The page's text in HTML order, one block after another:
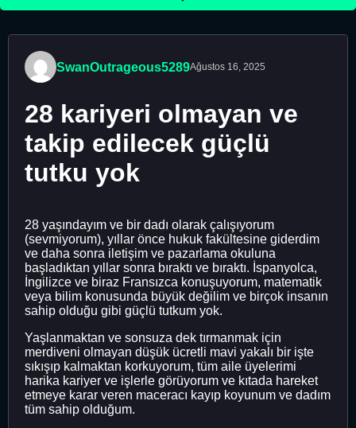
SwanOutrageous5289Ağustos 16, 2025
28 kariyeri olmayan ve
takip edilecek güçlü
tutku yok
28 yaşındayım ve bir dadı olarak çalışıyorum
(sevmiyorum), yıllar önce hukuk fakültesine giderdim
ve daha sonra iletişim ve pazarlama okuluna
başladıktan yıllar sonra bıraktı ve bıraktı. İspanyolca,
İngilizce ve biraz Fransızca konuşuyorum, matematik
veya bilim konusunda büyük değilim ve birçok insanın
sahip olduğu gibi güçlü tutkum yok.
Yaşlanmaktan ve sonsuza dek tırmanmak için
merdiveni olmayan düşük ücretli mavi yakalı bir işte
sıkışıp kalmaktan korkuyorum, tüm aile üyelerimi
harika kariyer ve işlerle görüyorum ve kıtada hareket
etmeye karar veren maceracı kayıp koyunum ve dadım
tüm sahip olduğum.